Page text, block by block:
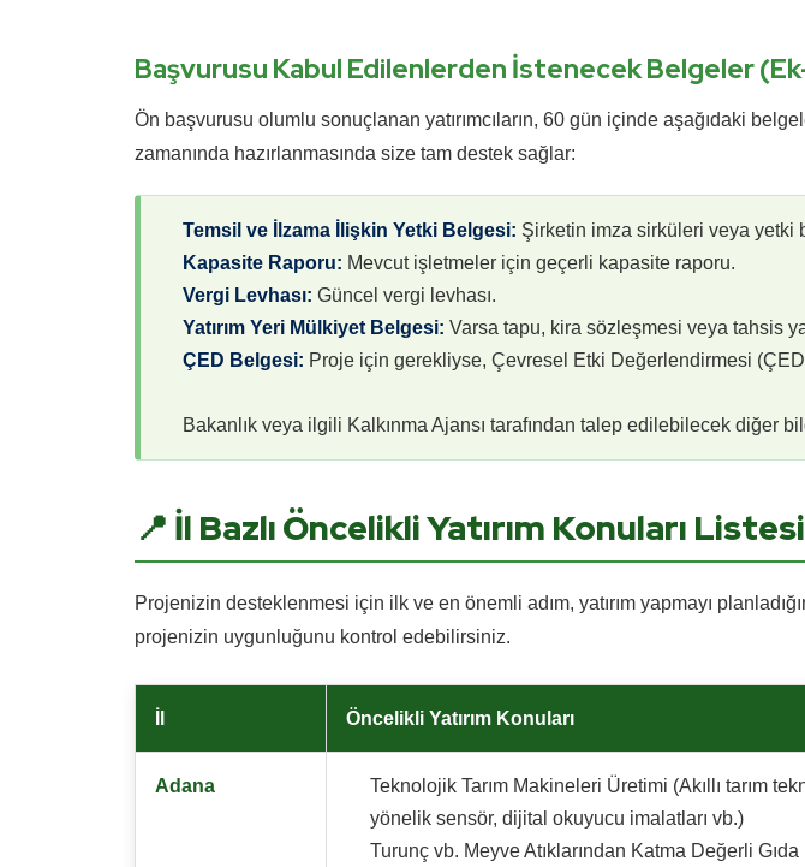
Başvurusu Kabul Edilenlerden İstenecek Belgeler
Ön başvurusu olumlu sonuçlanan yatırımcıların, 60 gün içinde aşağıdaki
zamanında hazırlanmasında size tam destek sağlar:
Temsil ve İlzama İlişkin Yetki Belgesi: Şirketin imza sirküleri veya yetki
Kapasite Raporu: Mevcut işletmeler için geçerli kapasite raporu.
Vergi Levhası: Güncel vergi levhası.
Yatırım Yeri Mülkiyet Belgesi: Varsa tapu, kira sözleşmesi veya tahsis
ÇED Belgesi: Proje için gerekliyse, Çevresel Etki Değerlendirmesi
Bakanlık veya ilgili Kalkınma Ajansı tarafından talep edilebilecek diğer
📍 İl Bazlı Öncelikli Yatırım Konuları
Projenizin desteklenmesi için ilk ve en önemli adım, yatırım yapmayı
projenizin uygunluğunu kontrol edebilirsiniz.
Öncelikli Yatırım Konuları
Adana
Teknolojik Tarım Makineleri Üretimi (Akıllı tarım
yönelik sensör, dijital okuyucu imalatları vb.)
Turunç vb. Meyve Atıklarından Katma Değerli